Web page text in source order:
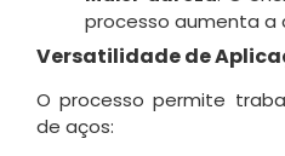
processo aumenta a
Versatilidade de
O processo permite
de aços: